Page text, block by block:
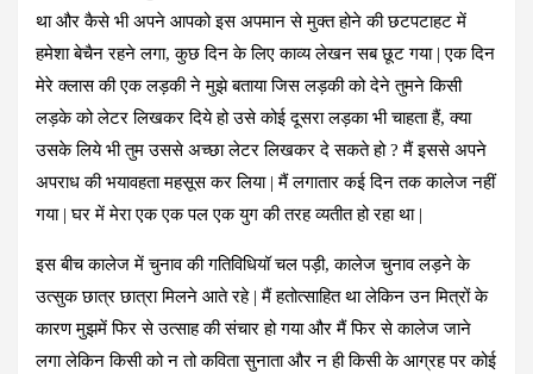
था और कैसे भी अपने आपको इस अपमान से मुक्त होने की छटपटाहट में
हमेशा बेचैन रहने लगा, कुछ दिन के लिए काव्य लेखन सब छूट गया | एक दिन
मेरे क्लास की एक लड़की ने मुझे बताया जिस लड़की को देने तुमने किसी
लड़के को लेटर लिखकर दिये हो उसे कोई दूसरा लड़का भी चाहता हैं, क्या
उसके लिये भी तुम उससे अच्छा लेटर लिखकर दे सकते हो ? मैं इससे अपने
अपराध की भयावहता महसूस कर लिया | मैं लगातार कई दिन तक कालेज नहीं
गया | घर में मेरा एक एक पल एक युग की तरह व्यतीत हो रहा था |
इस बीच कालेज में चुनाव की गतिविधियॉ चल पड़ी, कालेज चुनाव लड़ने के
उत्सुक छात्र छात्रा मिलने आते रहे | मैं हतोत्साहित था लेकिन उन मित्रों के
कारण मुझमें फिर से उत्साह की संचार हो गया और मैं फिर से कालेज जाने
लगा लेकिन किसी को न तो कविता सुनाता और न ही किसी के आग्रह पर कोई